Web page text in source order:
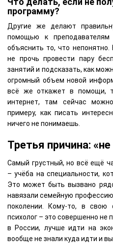
программу?
Другие же делают
помощью к
объяснить то, что
не прочь провести пару
занятий и подсказать, как
огромный объем новой
всё же откажет в помощи,
интернет, там сейчас
примеру, как писать
ничего не понимаешь.
Третья причина:
Самый грустный, но всё ещё
– учёба на специальности,
Это может быть вызвано
навязали семейную
поколении. Кому-то, в свою
психолог – это совершенно не
в России, лучше идти на
вообще не знали куда идти и